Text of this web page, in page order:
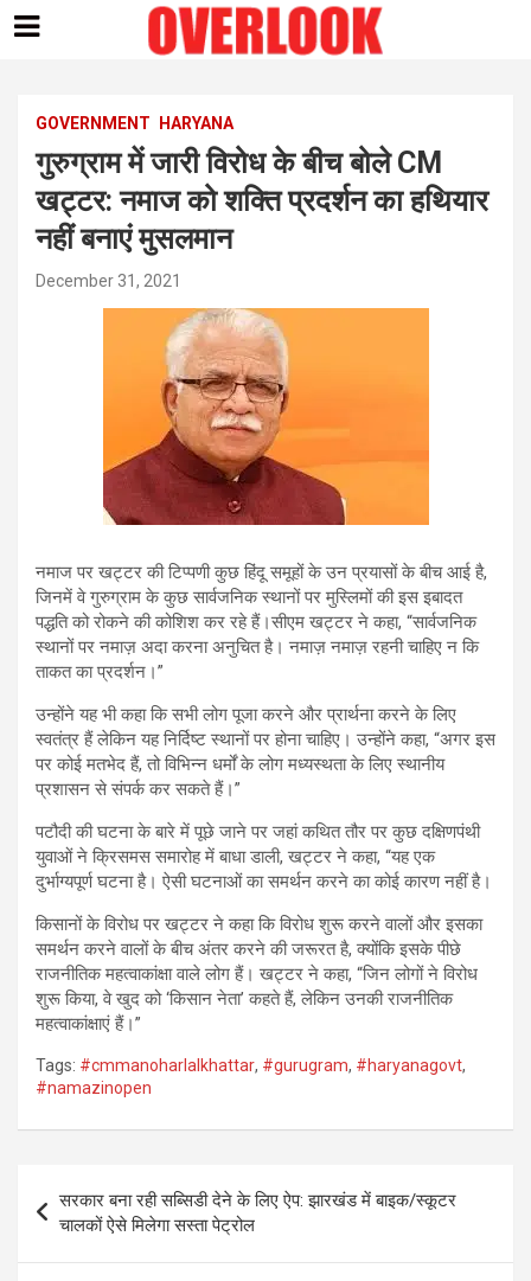
contentGOVERNMENT HARYANA
गुरुग्राम में जारी विरोध के बीच बोले CM
खट्टर: नमाज को शक्ति प्रदर्शन का हथियार
नहीं बनाएं मुसलमान
December 31, 2021
नमाज पर खट्टर की टिप्पणी कुछ हिंदू समूहों के उन प्रयासों के बीच आई है,
जिनमें वे गुरुग्राम के कुछ सार्वजनिक स्थानों पर मुस्लिमों की इस इबादत
पद्धति को रोकने की कोशिश कर रहे हैं।सीएम खट्टर ने कहा, “सार्वजनिक
स्थानों पर नमाज़ अदा करना अनुचित है। नमाज़ नमाज़ रहनी चाहिए न कि
ताकत का प्रदर्शन।”
उन्होंने यह भी कहा कि सभी लोग पूजा करने और प्रार्थना करने के लिए
स्वतंत्र हैं लेकिन यह निर्दिष्ट स्थानों पर होना चाहिए। उन्होंने कहा, “अगर इस
पर कोई मतभेद हैं, तो विभिन्न धर्मों के लोग मध्यस्थता के लिए स्थानीय
प्रशासन से संपर्क कर सकते हैं।”
पटौदी की घटना के बारे में पूछे जाने पर जहां कथित तौर पर कुछ दक्षिणपंथी
युवाओं ने क्रिसमस समारोह में बाधा डाली, खट्टर ने कहा, “यह एक
दुर्भाग्यपूर्ण घटना है। ऐसी घटनाओं का समर्थन करने का कोई कारण नहीं है।
किसानों के विरोध पर खट्टर ने कहा कि विरोध शुरू करने वालों और इसका
समर्थन करने वालों के बीच अंतर करने की जरूरत है, क्योंकि इसके पीछे
राजनीतिक महत्वाकांक्षा वाले लोग हैं। खट्टर ने कहा, “जिन लोगों ने विरोध
शुरू किया, वे खुद को ‘किसान नेता’ कहते हैं, लेकिन उनकी राजनीतिक
महत्वाकांक्षाएं हैं।”
Tags: #cmmanoharlalkhattar, #gurugram, #haryanagovt,
#namazinopen
navigation
सरकार बना रही सब्सिडी देने के लिए ऐप: झारखंड में बाइक/स्कूटर
चालकों ऐसे मिलेगा सस्ता पेट्रोल